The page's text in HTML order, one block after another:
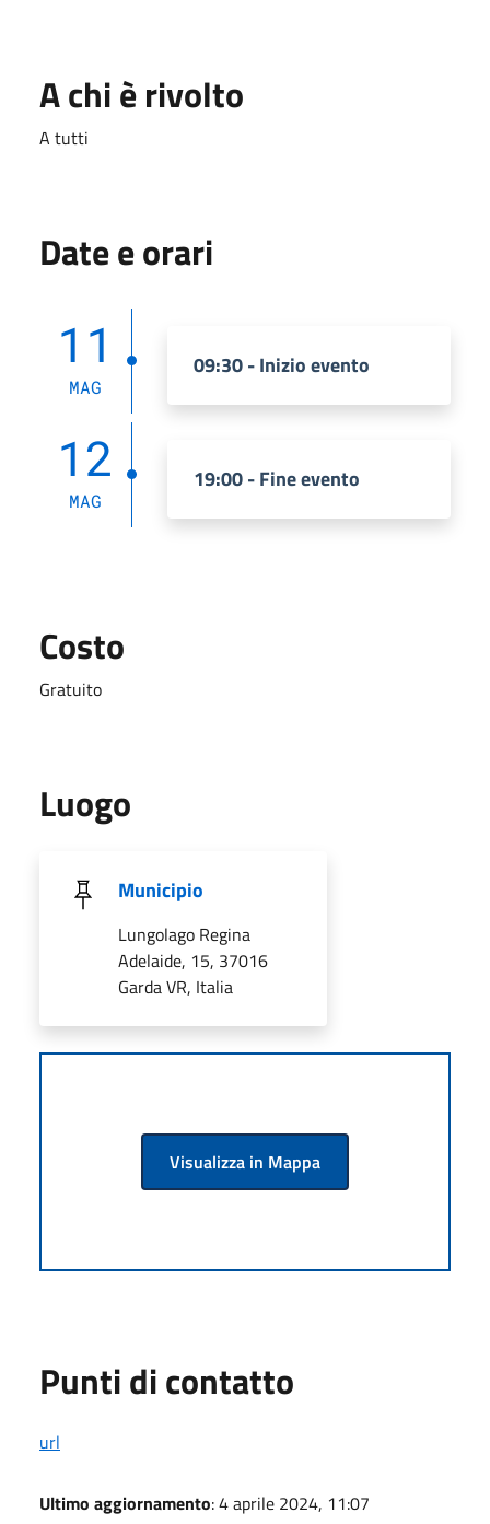
A chi è rivolto
A tutti
Date e orari
11
MAG
09:30 - Inizio evento
12
MAG
19:00 - Fine evento
Costo
Gratuito
Luogo
Municipio
Lungolago Regina
Adelaide, 15, 37016
Garda VR, Italia
Visualizza in Mappa
Punti di contatto
url
Ultimo aggiornamento: 4 aprile 2024, 11:07